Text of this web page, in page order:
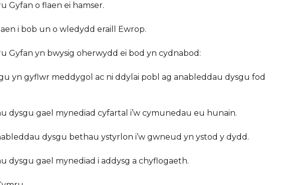
Gyfan o flaen ei hamser.
i bob un o wledydd eraill Ewrop.
Gyfan yn bwysig oherwydd ei bod yn cydnabod:
yn gyflwr meddygol ac ni ddylai pobl ag anableddau dysgu fod
dysgu gael mynediad cyfartal i’w cymunedau eu hunain.
dysgu bethau ystyrlon i’w gwneud yn ystod y dydd.
dysgu gael mynediad i addysg a chyflogaeth.